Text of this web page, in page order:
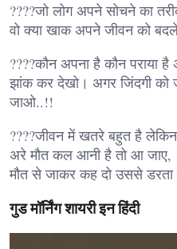
????जो लोग अपने सोचने का
वो क्या खाक अपने जीवन को
????कौन अपना है कौन पराया
झांक कर देखो। अगर जिंदगी को
जाओ..!!
????जीवन में खतरे बहुत है
अरे मौत कल आनी है तो आ जाए,
मौत से जाकर कह दो उससे
गुड मॉर्निंग शायरी इन हिंदी